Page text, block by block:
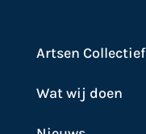
Artsen Collectief
Wat wij doen